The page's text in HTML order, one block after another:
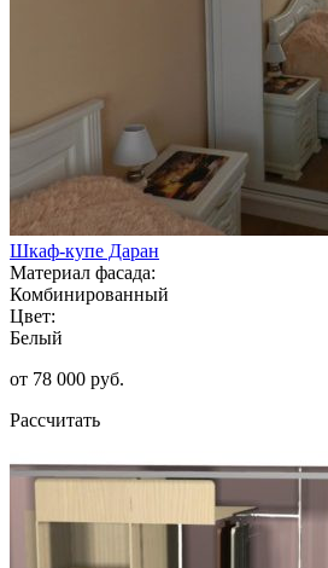
Шкаф-купе Даран
Материал фасада:
Комбинированный
Цвет:
Белый
от 78 000 руб.
Рассчитать